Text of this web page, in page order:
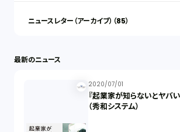
ニュースレター（アーカイブ）（85）
最新のニュース
2020/07/01
『起業家が知らないとヤバ
（秀和システム）